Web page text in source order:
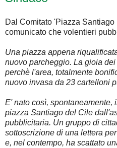
Dal Comitato 'Piazza
comunicato che volentieri
Una piazza appena
nuovo parcheggio. La gioia
perchè l'area, totalmente
nuovo invasa da 23 cartelloni
E' nato così, spontaneamente,
piazza Santiago del Cile
pubblicitaria. Un gruppo di
sottoscrizione di una lettera
e, nel contempo, ha scattato